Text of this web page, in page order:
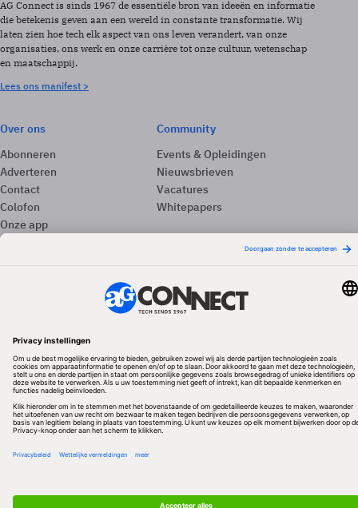
AG Connect is sinds 1967 de essentiële bron van ideeën en informatie
die betekenis geven aan een wereld in constante transformatie. Wij
laten zien hoe tech elk aspect van ons leven verandert, van onze
organisaties, ons werk en onze carrière tot onze cultuur, wetenschap
en maatschappij.
Lees ons manifest >
Over ons
Abonneren
Adverteren
Contact
Colofon
Onze app
Privacyinstellingen
Community
Events & Opleidingen
Nieuwsbrieven
Vacatures
Whitepapers
Redactionele partner
Algemene Voorwaarden & Copyrights